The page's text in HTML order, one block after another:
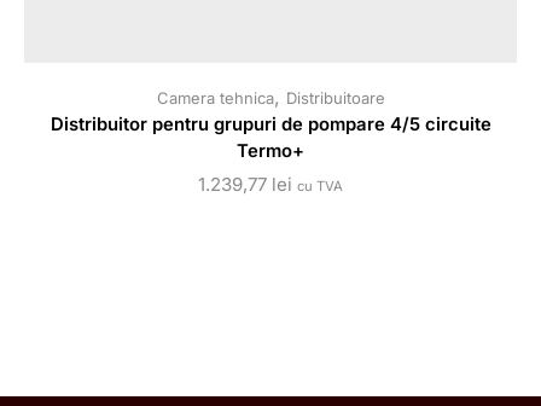
Camera tehnica, Distribuitoare
Distribuitor pentru grupuri de pompare 4/5 circuite
Termo+
1.239,77 lei cu TVA